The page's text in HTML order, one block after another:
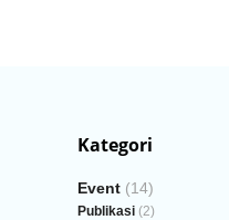
Kategori
Event(14)
Publikasi(2)